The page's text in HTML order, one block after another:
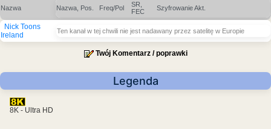
Nazwa Nazwa, Pos. Freq/Pol
SR,
FEC
SzyfrowanieAkt.
Nick Toons
Ireland
Ten kanał w tej chwili nie jest nadawany przez satelitę w Europie
Twój Komentarz / poprawki
Legenda
8K - Ultra HD